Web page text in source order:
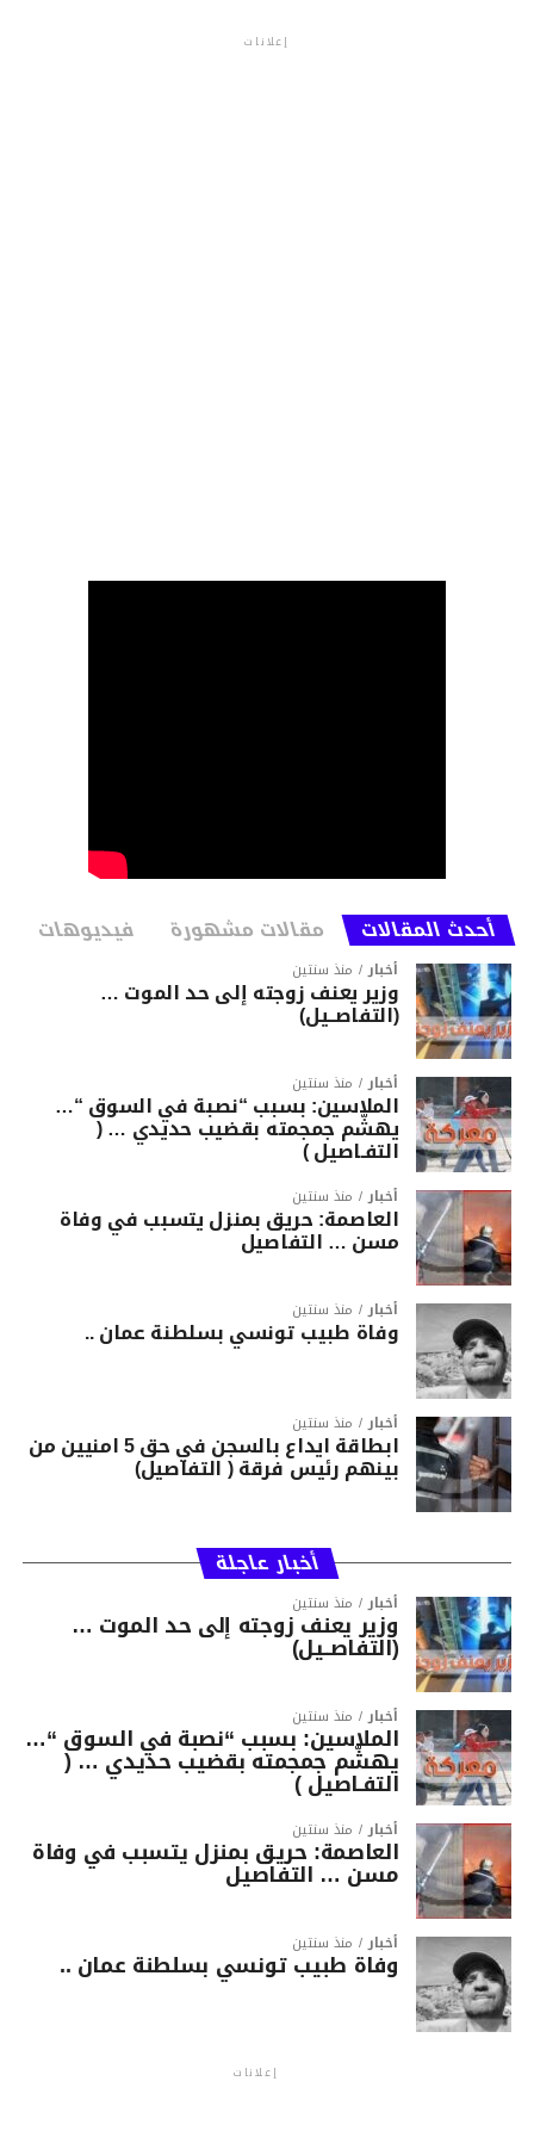
إعلانات
أحدث المقالات مقالات مشهورة فيديوهات
أخبار منذ سنتين
وزير يعنف زوجته إلى حد الموت …
(التفاصــيل)
أخبار منذ سنتين
الملاسين: بسبب “نصبة في السوق “…
يهشّم جمجمته بقضيب حديدي … (
التفـاصيل )
أخبار منذ سنتين
العاصمة: حريق بمنزل يتسبب في وفاة
مسن … التفاصيل
أخبار منذ سنتين
وفاة طبيب تونسي بسلطنة عمان ..
أخبار منذ سنتين
ابطاقة ايداع بالسجن في حق 5 امنيين من
بينهم رئيس فرقة ( التفاصيل)
أخبار عاجلة
أخبار منذ سنتين
وزير يعنف زوجته إلى حد الموت …
(التفاصــيل)
أخبار منذ سنتين
الملاسين: بسبب “نصبة في السوق “…
يهشّم جمجمته بقضيب حديدي … (
التفـاصيل )
أخبار منذ سنتين
العاصمة: حريق بمنزل يتسبب في وفاة
مسن … التفاصيل
أخبار منذ سنتين
وفاة طبيب تونسي بسلطنة عمان ..
إعلانات